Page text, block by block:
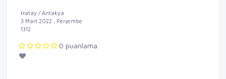
Hatay / Antakya
3 Mart 2022 , Perşembe
1312
0 puanlama.